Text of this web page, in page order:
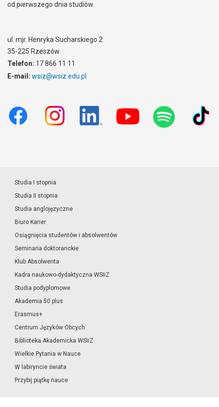
od pierwszego dnia studiów.
ul. mjr. Henryka Sucharskiego 2
35-225 Rzeszów
Telefon: 17 866 11 11
E-mail: wsiz@wsiz.edu.pl
Studia I stopnia
Studia II stopnia
Studia anglojęzyczne
Biuro Karier
Osiągnięcia studentów i absolwentów
Seminaria doktoranckie
Klub Absolwenta
Kadra naukowo-dydaktyczna WSIiZ
Studia podyplomowe
Akademia 50 plus
Erasmus+
Centrum Języków Obcych
Biblioteka Akademicka WSIiZ
Wielkie Pytania w Nauce
W labiryncie świata
Przybij piątkę nauce